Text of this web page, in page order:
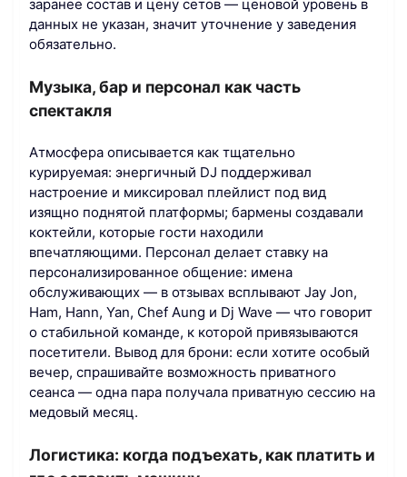
заранее состав и цену сетов — ценовой уровень в
данных не указан, значит уточнение у заведения
обязательно.
Музыка, бар и персонал как часть
спектакля
Атмосфера описывается как тщательно
курируемая: энергичный DJ поддерживал
настроение и миксировал плейлист под вид
изящно поднятой платформы; бармены создавали
коктейли, которые гости находили
впечатляющими. Персонал делает ставку на
персонализированное общение: имена
обслуживающих — в отзывах всплывают Jay Jon,
Ham, Hann, Yan, Chef Aung и Dj Wave — что говорит
о стабильной команде, к которой привязываются
посетители. Вывод для брони: если хотите особый
вечер, спрашивайте возможность приватного
сеанса — одна пара получала приватную сессию на
медовый месяц.
Логистика: когда подъехать, как платить и